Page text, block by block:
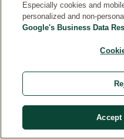
če
yť
Especially cookies and
personalized and non-
Google's Business Data